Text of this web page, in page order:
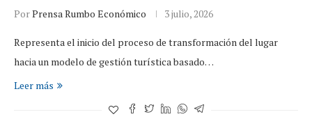
PorPrensa Rumbo Económico 3 julio, 2026
Representa el inicio del proceso de transformación del lugar
hacia un modelo de gestión turística basado…
Leer más